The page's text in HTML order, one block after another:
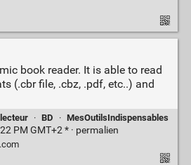
book reader. It is able to read
(.cbr file, .cbz, .pdf, etc..) and
lecteur · BD · MesOutilsIndispensables
PM GMT+2 * · permalien